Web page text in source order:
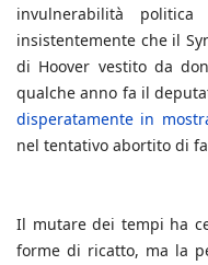
invulnerabilità
insistentemente che il
di Hoover vestito da
qualche anno fa il
disperatamente in
nel tentativo abortito di
Il mutare dei tempi ha
forme di ricatto, ma la